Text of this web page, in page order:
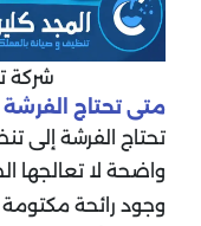
شركة
متى تحتاج
تحتاج الفرشة إلى
واضحة لا تعالجها
وجود رائحة